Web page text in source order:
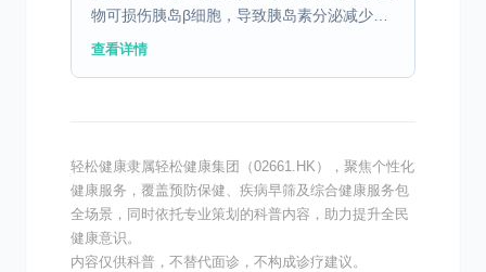
物可损伤胰岛β细胞，导致胰岛素分泌减少。
糖皮质激素：常用于缓解化疗副作用，但会引
查看详情
轻松健康隶属轻松健康集团（02661.HK），聚焦个性化
健康服务，覆盖预防保健、疾病早筛及综合健康服务包
全场景，同时依托专业策划的科普内容，助力提升全民
健康意识。
内容仅供科普，不替代面诊，不构成诊疗建议。